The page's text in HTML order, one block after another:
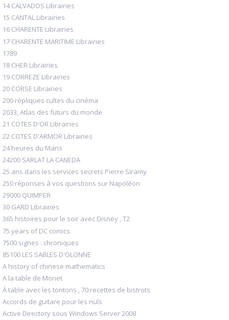
14 CALVADOS Librairies
15 CANTAL Librairies
16 CHARENTE Librairies
17 CHARENTE MARITIME Librairies
1789
18 CHER Librairies
19 CORREZE Librairies
20 CORSE Librairies
200 répliques cultes du cinéma
2033, Atlas des futurs du monde
21 COTES D'OR Librairies
22 COTES D'ARMOR Librairies
24 heures du Mans
24200 SARLAT LA CANEDA
25 ans dans les services secrets Pierre Siramy
250 réponses à vos questions sur Napoléon
29000 QUIMPER
30 GARD Librairies
365 histoires pour le soir avec Disney , T2
75 years of DC comics
7500 signes : chroniques
85100 LES SABLES D'OLONNE
A history of chinese mathematics
A la table de Monet
À table avec les tontons , 70 recettes de bistrots
Accords de guitare pour les nuls
Active Directory sous Windows Server 2008